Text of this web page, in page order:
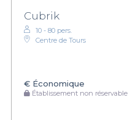
Cubrik
10 - 80 pers.
Centre de Tours
€ Économique
Établissement non réservable